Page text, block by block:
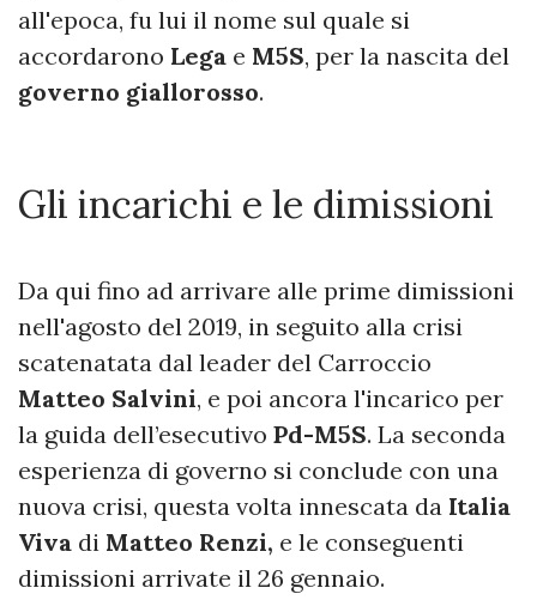
all'epoca, fu lui il nome sul quale si
accordarono Lega e M5S, per la nascita del
governo giallorosso.
Gli incarichi e le dimissioni
Da qui fino ad arrivare alle prime dimissioni
nell'agosto del 2019, in seguito alla crisi
scatenatata dal leader del Carroccio
Matteo Salvini, e poi ancora l'incarico per
la guida dell’esecutivo Pd-M5S. La seconda
esperienza di governo si conclude con una
nuova crisi, questa volta innescata da Italia
Viva di Matteo Renzi, e le conseguenti
dimissioni arrivate il 26 gennaio.